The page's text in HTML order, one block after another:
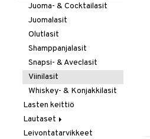
Mixerit &
Sähkövatkaimet
Muut koneet
Vedenkeittimet
Juoma- & Cocktailasit
Juomalasit
Olutlasit
Shamppanjalasit
Snapsi- & Aveclasit
Viinilasit
Whiskey- & Konjakkilasit
Lasten keittiö
Lautaset
Asetit
Leivontatarvikkeet